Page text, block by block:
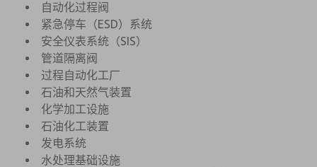
自动化过程阀
紧急停车（ESD）系统
安全仪表系统（SIS）
管道隔离阀
过程自动化工厂
石油和天然气装置
化学加工设施
石油化工装置
发电系统
水处理基础设施